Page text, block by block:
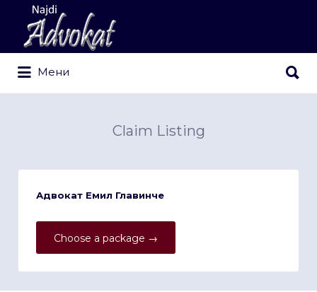
Search
for:
Мени
for:
Claim Listing
Адвокат Емил Главинче